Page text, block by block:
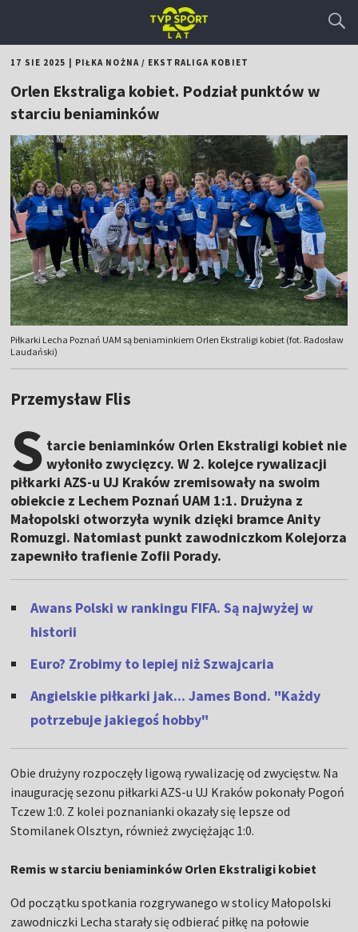
17 SIE 2025 PIŁKA NOŻNA/ EKSTRALIGA KOBIET
Orlen Ekstraliga kobiet. Podział punktów w
starciu beniaminków
Piłkarki Lecha Poznań UAM są beniaminkiem Orlen Ekstraligi kobiet (fot. Radosław
Laudański)
Przemysław Flis
S tarcie beniaminków Orlen Ekstraligi kobiet nie
wyłoniło zwycięzcy. W 2. kolejce rywalizacji
piłkarki AZS-u UJ Kraków zremisowały na swoim
obiekcie z Lechem Poznań UAM 1:1. Drużyna z
Małopolski otworzyła wynik dzięki bramce Anity
Romuzgi. Natomiast punkt zawodniczkom Kolejorza
zapewniło trafienie Zofii Porady.
Awans Polski w rankingu FIFA. Są najwyżej w
historii
Euro? Zrobimy to lepiej niż Szwajcaria
Angielskie piłkarki jak... James Bond. "Każdy
potrzebuje jakiegoś hobby"
Obie drużyny rozpoczęły ligową rywalizację od zwycięstw. Na
inaugurację sezonu piłkarki AZS-u UJ Kraków pokonały Pogoń
Tczew 1:0. Z kolei poznanianki okazały się lepsze od
Stomilanek Olsztyn, również zwyciężając 1:0.
Remis w starciu beniaminków Orlen Ekstraligi kobiet
Od początku spotkania rozgrywanego w stolicy Małopolski
zawodniczki Lecha starały się odbierać piłkę na połowie